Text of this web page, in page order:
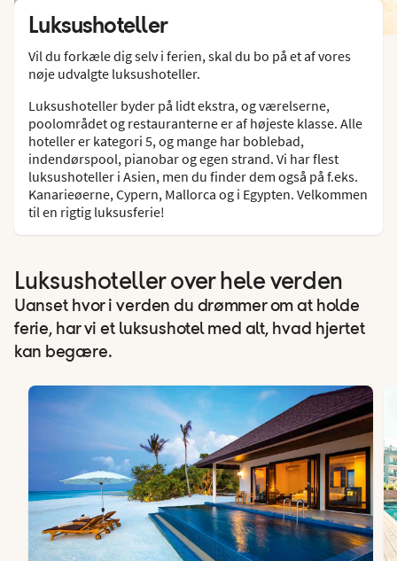
Luksushoteller
Vil du forkæle dig selv i ferien, skal du bo på et af vores
nøje udvalgte luksushoteller.
Luksushoteller byder på lidt ekstra, og værelserne,
poolområdet og restauranterne er af højeste klasse. Alle
hoteller er kategori 5, og mange har boblebad,
indendørspool, pianobar og egen strand. Vi har flest
luksushoteller i Asien, men du finder dem også på f.eks.
Kanarieøerne, Cypern, Mallorca og i Egypten. Velkommen
til en rigtig luksusferie!
Luksushoteller over hele verden
Uanset hvor i verden du drømmer om at holde
ferie, har vi et luksushotel med alt, hvad hjertet
kan begære.